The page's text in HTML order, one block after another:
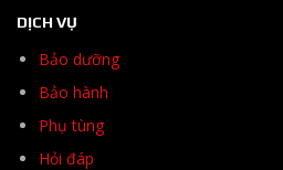
DỊCH VỤ
Bảo dưỡng
Bảo hành
Phụ tùng
Hỏi đáp